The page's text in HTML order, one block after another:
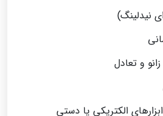
نیدلینگ)
و تعادل
الکتریکی یا دستی